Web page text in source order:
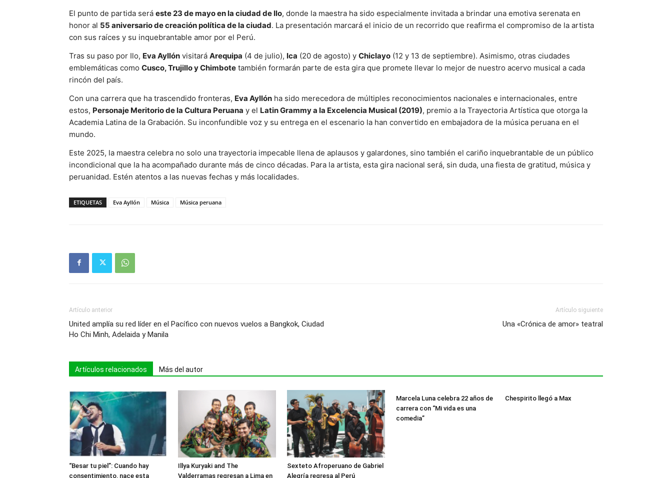
El punto de partida será este 23 de mayo en la ciudad de Ilo, donde la maestra ha sido especialmente invitada a brindar una emotiva serenata en
honor al 55 aniversario de creación política de la ciudad. La presentación marcará el inicio de un recorrido que reafirma el compromiso de la artista
con sus raíces y su inquebrantable amor por el Perú.
Tras su paso por Ilo, Eva Ayllón visitará Arequipa (4 de julio), Ica (20 de agosto) y Chiclayo (12 y 13 de septiembre). Asimismo, otras ciudades
emblemáticas como Cusco, Trujillo y Chimbote también formarán parte de esta gira que promete llevar lo mejor de nuestro acervo musical a cada
rincón del país.
Con una carrera que ha trascendido fronteras, Eva Ayllón ha sido merecedora de múltiples reconocimientos nacionales e internacionales, entre
estos, Personaje Meritorio de la Cultura Peruana y el Latin Grammy a la Excelencia Musical (2019), premio a la Trayectoria Artística que otorga la
Academia Latina de la Grabación. Su inconfundible voz y su entrega en el escenario la han convertido en embajadora de la música peruana en el
mundo.
Este 2025, la maestra celebra no solo una trayectoria impecable llena de aplausos y galardones, sino también el cariño inquebrantable de un público
incondicional que la ha acompañado durante más de cinco décadas. Para la artista, esta gira nacional será, sin duda, una fiesta de gratitud, música y
peruanidad. Estén atentos a las nuevas fechas y más localidades.
ETIQUETAS Eva Ayllón Música Música peruana
Artículo anterior
United amplía su red líder en el Pacífico con nuevos vuelos a Bangkok, Ciudad
Ho Chi Minh, Adelaida y Manila
Artículo siguiente
Una «Crónica de amor» teatral
Artículos relacionados Más del autor
“Besar tu piel”: Cuando hay
consentimiento, nace esta
Illya Kuryaki and The
Valderramas regresan a Lima en
Sexteto Afroperuano de Gabriel
Alegría regresa al Perú
Marcela Luna celebra 22 años de
carrera con “Mi vida es una
comedia”
Chespirito llegó a Max